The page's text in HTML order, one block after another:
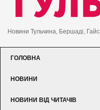
Новини Тульчина, Бершаді,
ГОЛОВНА
НОВИНИ
НОВИНИ ВІД ЧИТАЧІВ